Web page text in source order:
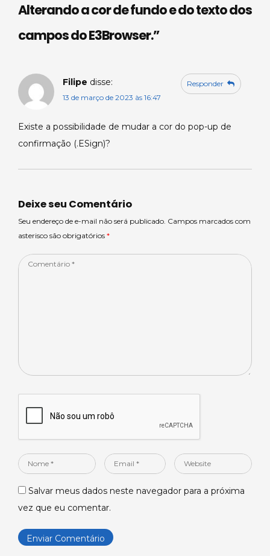
k
Alterando a cor de fundo e do texto dos
campos do E3Browser.”
Filipe disse:
13 de março de 2023 às 16:47
Existe a possibilidade de mudar a cor do pop-up de
confirmação (.ESign)?
Responder
Deixe seu Comentário
Seu endereço de e-mail não será publicado. Campos marcados com
asterisco são obrigatórios *
Comentário
Nome
Email
Website
Salvar meus dados neste navegador para a próxima
vez que eu comentar.